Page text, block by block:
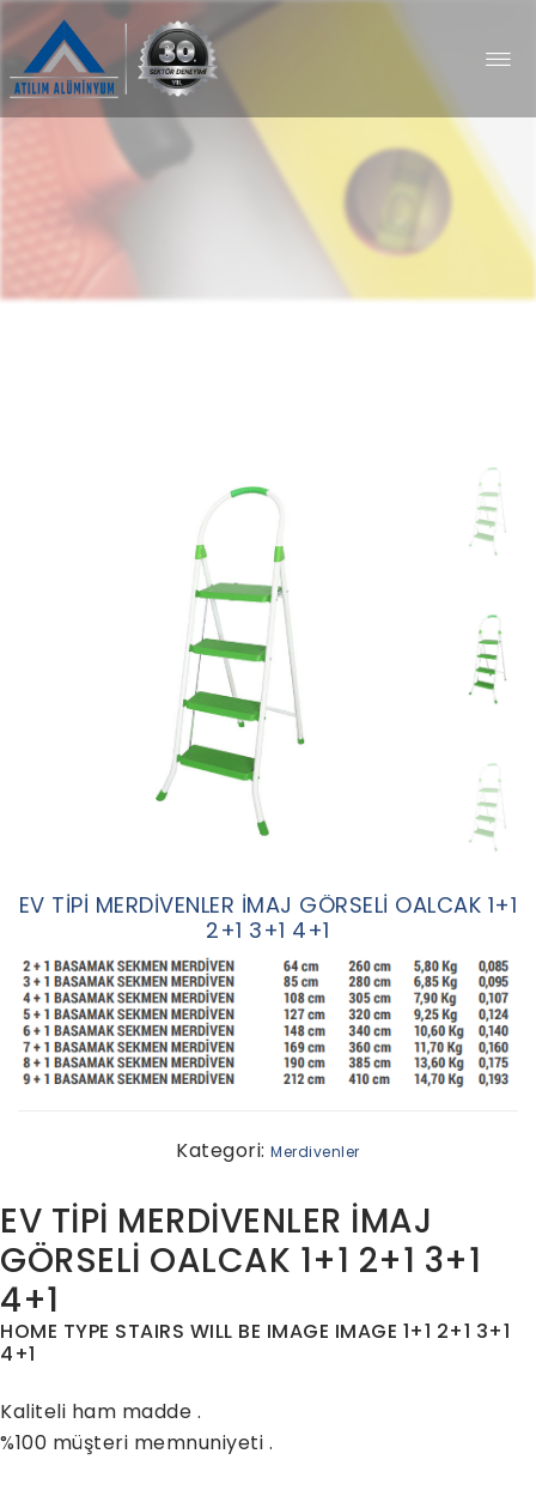
EV TİPİ MERDİVENLER İMAJ GÖRSELİ OALCAK 1+1
2+1 3+1 4+1
Kategori:Merdivenler
EV TİPİ MERDİVENLER İMAJ
GÖRSELİ OALCAK 1+1 2+1 3+1
4+1
HOME TYPE STAIRS WILL BE IMAGE IMAGE 1+1 2+1 3+1
4+1
Kaliteli ham madde .
%100 müşteri memnuniyeti .